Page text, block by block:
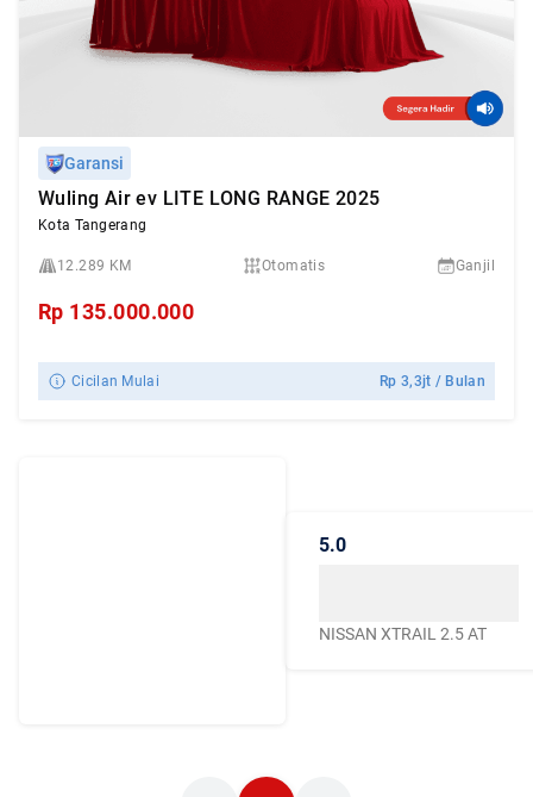
Garansi
Wuling Air ev LITE LONG RANGE 2025
Kota Tangerang
12.289 KM Otomatis Ganjil
Rp 135.000.000
Cicilan Mulai Rp3,3jt / Bulan
5.0
NISSAN XTRAIL 2.5 AT